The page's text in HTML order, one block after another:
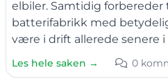
elbiler. Samtidig
batterifabrikk med
være i drift allerede senere i
Les hele saken → 0